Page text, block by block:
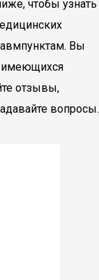
чтобы узнать
Вы
имеющихся
отзывы,
вопросы.